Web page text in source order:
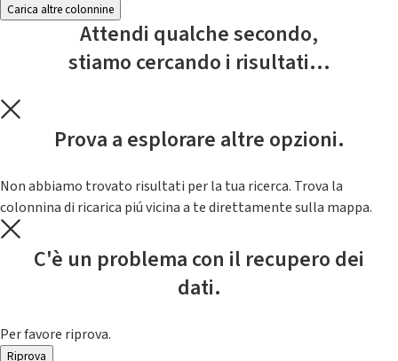
Carica altre colonnine
Attendi qualche secondo,
stiamo cercando i risultati...
Prova a esplorare altre opzioni.
Non abbiamo trovato risultati per la tua ricerca. Trova la
colonnina di ricarica piú vicina a te direttamente sulla mappa.
C'è un problema con il recupero dei
dati.
Per favore riprova.
Riprova